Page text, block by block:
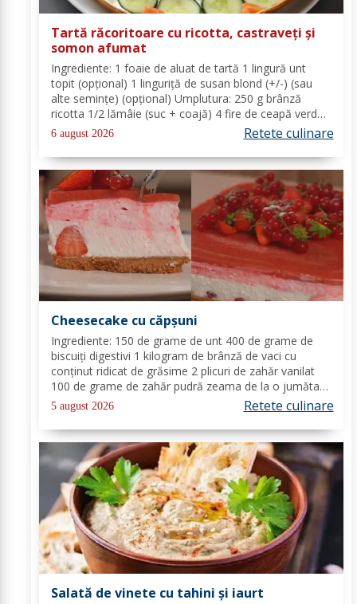
Tartă răcoritoare cu ricotta, castraveți și
somon afumat
Ingrediente: 1 foaie de aluat de tartă 1 lingură unt
topit (opțional) 1 linguriță de susan blond (+/-) (sau
alte semințe) (opțional) Umplutura: 250 g brânză
ricotta 1/2 lămâie (suc + coajă) 4 fire de ceapă verde
(+/-) piper Toppinguri: 1 castravete 80 gr somon
afumat 1 linguriță semințe de susan...
6 august 2026 Retete culinare
Cheesecake cu căpșuni
Ingrediente: 150 de grame de unt 400 de grame de
biscuiți digestivi 1 kilogram de brânză de vaci cu
conținut ridicat de grăsime 2 plicuri de zahăr vanilat
100 de grame de zahăr pudră zeama de la o jumătate
de lămâie 600 de mililitri de smântână pentru frișcă 4
foi de gelatină hidratate în apă rece...
5 august 2026 Retete culinare
Salată de vinete cu tahini și iaurt